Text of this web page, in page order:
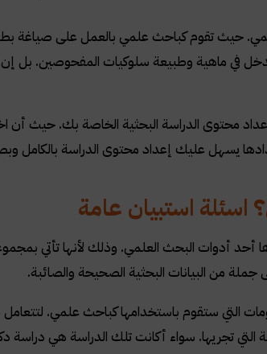
حيث تقوم كباحث علمي بالعمل على صياغة
في ماهية وطبيعة سلوكيات المفحوصين. بل إن
محتوى الدراسة البحثية الخاصة بك. حيث أن
يسهل عليك إعداد محتوى الدراسة بالكامل
اسئلة استبيان عامة
أحد أدوات البحث العلمي. وذلك لأنها تأتي
من البيانات البحثية الصحيحة والصائبة.
التي ستقوم باستخدامها كباحث علمي. لتتعامل
تجريها. سواء أكانت تلك الدراسة هي دراسة